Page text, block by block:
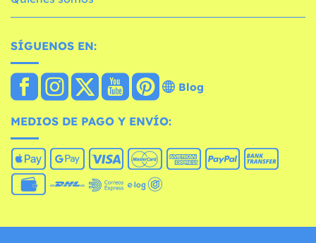
SÍGUENOS EN:
Blog
MEDIOS DE PAGO Y ENVÍO: